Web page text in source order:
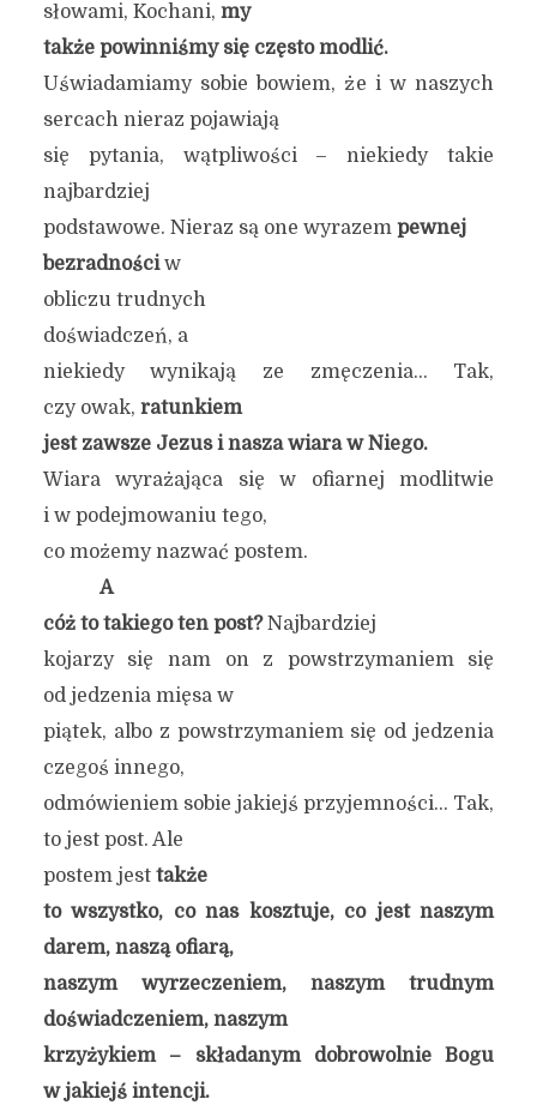
słowami, Kochani, my
także powinniśmy się często modlić.
Uświadamiamy sobie bowiem, że i w naszych
sercach nieraz pojawiają
się pytania, wątpliwości – niekiedy takie
najbardziej
podstawowe. Nieraz są one wyrazem pewnej
bezradnościw
obliczu trudnych
doświadczeń, a
niekiedy wynikają ze zmęczenia… Tak,
czy owak, ratunkiem
jest zawsze Jezus i nasza wiara w Niego.
Wiara wyrażająca się w ofiarnej modlitwie
i w podejmowaniu tego,
co możemy nazwać postem.
A
cóż to takiego ten post?Najbardziej
kojarzy się nam on z powstrzymaniem się
od jedzenia mięsa w
piątek, albo z powstrzymaniem się od jedzenia
czegoś innego,
odmówieniem sobie jakiejś przyjemności… Tak,
to jest post. Ale
postem jest także
to wszystko, co nas kosztuje, co jest naszym
darem, naszą ofiarą,
naszym wyrzeczeniem, naszym trudnym
doświadczeniem, naszym
krzyżykiem – składanym dobrowolnie Bogu
w jakiejś intencji.